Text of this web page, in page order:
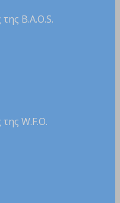
B.A.O.S.
W.F.O.